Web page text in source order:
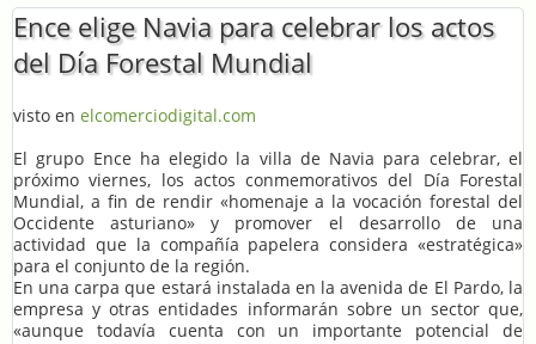
Ence elige Navia para celebrar los actos
del Día Forestal Mundial
visto en elcomerciodigital.com
El grupo Ence ha elegido la villa de Navia para celebrar, el
próximo viernes, los actos conmemorativos del Día Forestal
Mundial, a fin de rendir «homenaje a la vocación forestal del
Occidente asturiano» y promover el desarrollo de una
actividad que la compañía papelera considera «estratégica»
para el conjunto de la región.
En una carpa que estará instalada en la avenida de El Pardo, la
empresa y otras entidades informarán sobre un sector que,
«aunque todavía cuenta con un importante potencial de